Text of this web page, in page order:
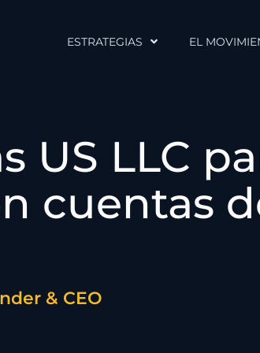
ESTRATEGIAS EL
US LLC
cuentas
& CEO